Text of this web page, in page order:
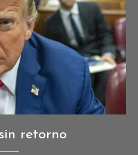
Opinión,
Sociedad
retorno